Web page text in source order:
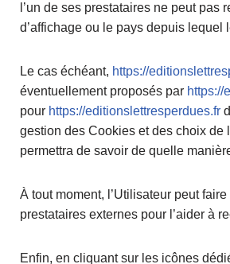
l’un de ses prestataires ne peut
d’affichage ou le pays depuis
Le cas échéant, https://
éventuellement proposés par https://
pour https://editionslettresperdues.fr
gestion des Cookies et des choix de
permettra de savoir de quelle
À tout moment, l’Utilisateur peut
prestataires externes pour l’aider à
Enfin, en cliquant sur les icônes